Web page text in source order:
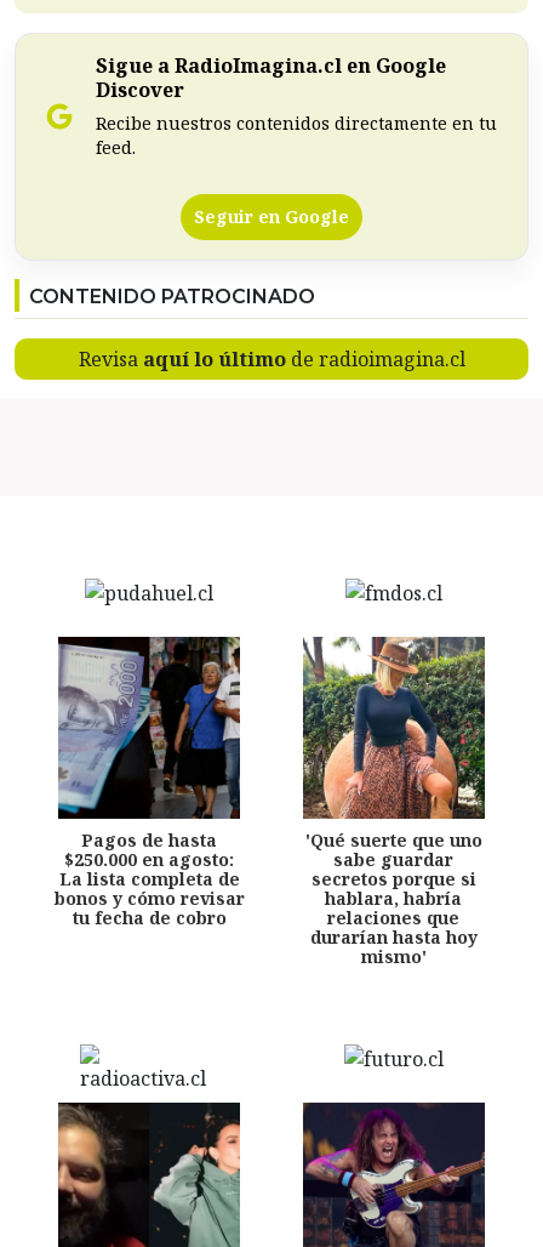
Sigue a RadioImagina.cl en Google
Discover
Recibe nuestros contenidos directamente en tu
feed.
Seguir en Google
CONTENIDO PATROCINADO
Revisa aquí lo últimode radioimagina.cl
Pagos de hasta
$250.000 en agosto:
La lista completa de
bonos y cómo revisar
tu fecha de cobro
'Qué suerte que uno
sabe guardar
secretos porque si
hablara, habría
relaciones que
durarían hasta hoy
mismo'